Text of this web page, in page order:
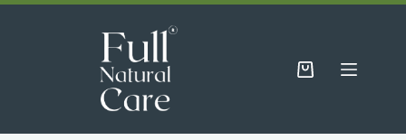
Skip
Shopping